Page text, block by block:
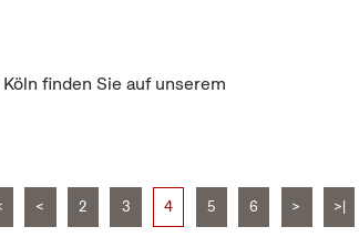
finden Sie auf unserem
< 2 3 4 5 6 > >|